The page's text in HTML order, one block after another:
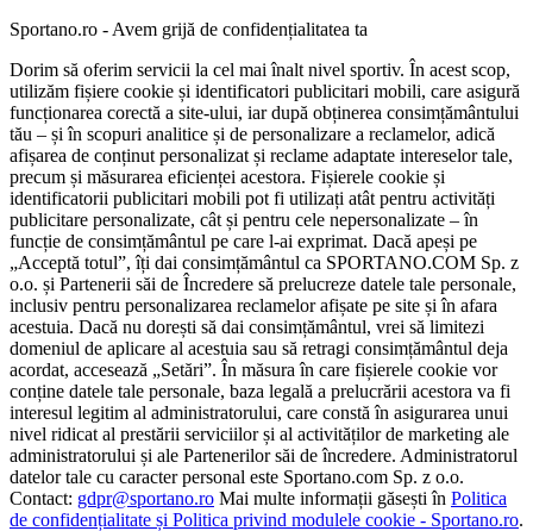
Sportano.ro - Avem grijă de confidențialitatea ta
Dorim să oferim servicii la cel mai înalt nivel sportiv. În acest scop,
utilizăm fișiere cookie și identificatori publicitari mobili, care asigură
funcționarea corectă a site-ului, iar după obținerea consimțământului
tău – și în scopuri analitice și de personalizare a reclamelor, adică
afișarea de conținut personalizat și reclame adaptate intereselor tale,
precum și măsurarea eficienței acestora. Fișierele cookie și
identificatorii publicitari mobili pot fi utilizați atât pentru activități
publicitare personalizate, cât și pentru cele nepersonalizate – în
funcție de consimțământul pe care l-ai exprimat. Dacă apeși pe
„Acceptă totul”, îți dai consimțământul ca SPORTANO.COM Sp. z
o.o. și Partenerii săi de Încredere să prelucreze datele tale personale,
inclusiv pentru personalizarea reclamelor afișate pe site și în afara
acestuia. Dacă nu dorești să dai consimțământul, vrei să limitezi
domeniul de aplicare al acestuia sau să retragi consimțământul deja
acordat, accesează „Setări”. În măsura în care fișierele cookie vor
conține datele tale personale, baza legală a prelucrării acestora va fi
interesul legitim al administratorului, care constă în asigurarea unui
nivel ridicat al prestării serviciilor și al activităților de marketing ale
administratorului și ale Partenerilor săi de încredere. Administratorul
datelor tale cu caracter personal este Sportano.com Sp. z o.o.
Contact: gdpr@sportano.ro Mai multe informații găsești în Politica
de confidențialitate și Politica privind modulele cookie - Sportano.ro.